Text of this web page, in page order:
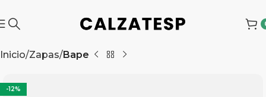
Inicio Zapas Bape
-12%